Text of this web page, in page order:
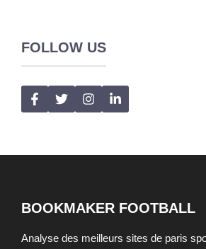
FOLLOW US
BOOKMAKER FOOTBALL
Analyse des meilleurs sites de paris